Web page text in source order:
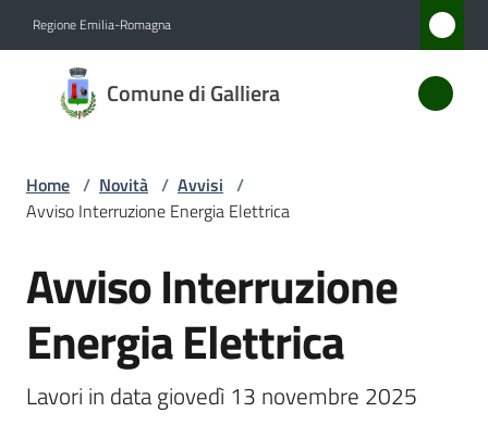
Regione Emilia-Romagna
Comune di Galliera
Comune
di
Novità
Servizi
Vivere
Home / Novità / Avvisi /
Avviso Interruzione Energia Elettrica
Salta al contenuto
Avviso Interruzione
Energia Elettrica
Lavori in data giovedì 13 novembre 2025